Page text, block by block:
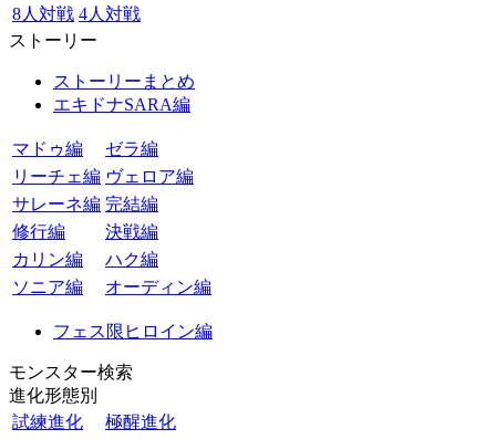
8人対戦 4人対戦
ストーリー
ストーリーまとめ
エキドナSARA編
マドゥ編
ゼラ編
リーチェ編 ヴェロア編
サレーネ編 完結編
修行編
決戦編
カリン編
ハク編
ソニア編
オーディン編
フェス限ヒロイン編
モンスター検索
進化形態別
試練進化
極醒進化